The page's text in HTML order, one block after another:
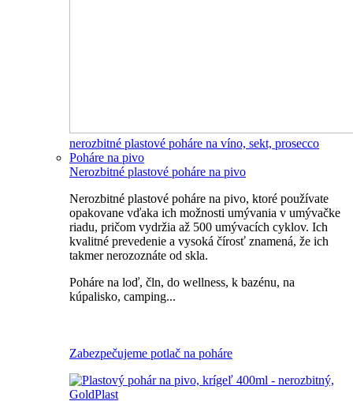
nerozbitné plastové poháre na víno, sekt, prosecco
Poháre na pivo
Nerozbitné plastové poháre na pivo
Nerozbitné plastové poháre na pivo, ktoré používate
opakovane vďaka ich možnosti umývania v umývačke
riadu, pričom vydržia až 500 umývacích cyklov. Ich
kvalitné prevedenie a vysoká čírosť znamená, že ich
takmer nerozoznáte od skla.
Poháre na loď, čln, do wellness, k bazénu, na
kúpalisko, camping...
Zabezpečujeme potlač na poháre